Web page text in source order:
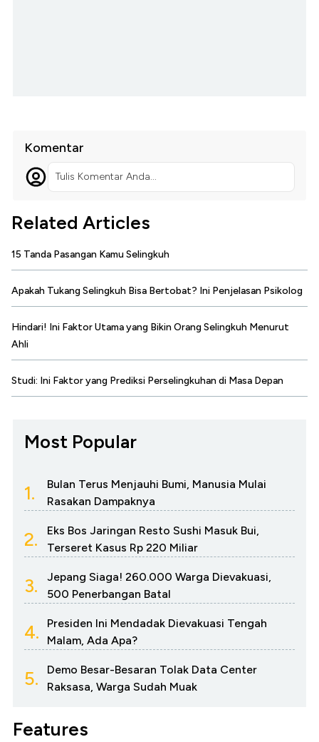
Komentar
Tulis Komentar Anda...
Related Articles
15 Tanda Pasangan Kamu Selingkuh
Apakah Tukang Selingkuh Bisa Bertobat? Ini Penjelasan Psikolog
Hindari! Ini Faktor Utama yang Bikin Orang Selingkuh Menurut
Ahli
Studi: Ini Faktor yang Prediksi Perselingkuhan di Masa Depan
Most Popular
1.
Bulan Terus Menjauhi Bumi, Manusia Mulai
Rasakan Dampaknya
2.
Eks Bos Jaringan Resto Sushi Masuk Bui,
Terseret Kasus Rp 220 Miliar
3.
Jepang Siaga! 260.000 Warga Dievakuasi,
500 Penerbangan Batal
4.
Presiden Ini Mendadak Dievakuasi Tengah
Malam, Ada Apa?
5.
Demo Besar-Besaran Tolak Data Center
Raksasa, Warga Sudah Muak
Features